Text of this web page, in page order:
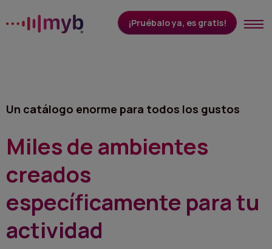
¡Pruébalo ya, es gratis!
Cuánto cuesta
Tipos de actividades
ACCEDER
Un catálogo enorme para todos los gustos
Miles de ambientes
creados
específicamente para tu
actividad